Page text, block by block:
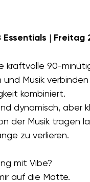
Essentials | Freitag
kraftvolle 90-
Musik
kombiniert.
dynamisch, aber
der Musik tragen
zu verlieren.
mit Vibe?
auf die Matte.